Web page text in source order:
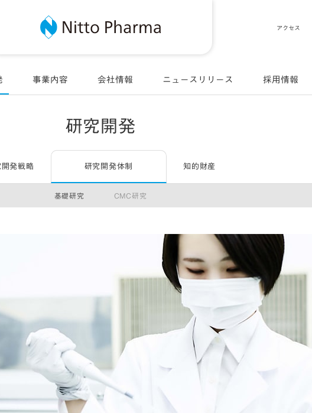
事業内容 会社情報 ニュースリリース 採用情報
アクセス
研究開発
開発戦略 研究開発体制 知的財産
基礎研究 CMC研究